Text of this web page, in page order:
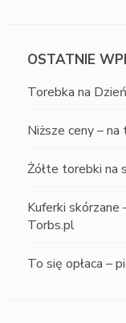
OSTATNIE
Torebka na
Niższe ceny –
Żółte torebki na
Kuferki
Torbs.pl
To się opłaca –